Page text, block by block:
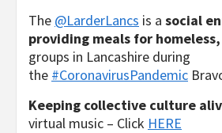
The @LarderLancs is a social
providing meals for homeless,
groups in Lancashire during
the #CoronavirusPandemic
Keeping collective culture
virtual music – Click HERE